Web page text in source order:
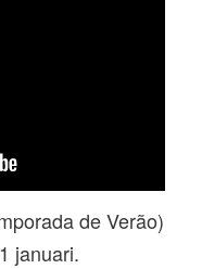
de Verão)
januari.